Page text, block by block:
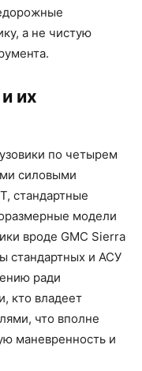
а не чистую
их
по четырем
силовыми
стандартные
модели
вроде GMC Sierra
стандартных и АСУ
ради
кто владеет
что вполне
маневренность и